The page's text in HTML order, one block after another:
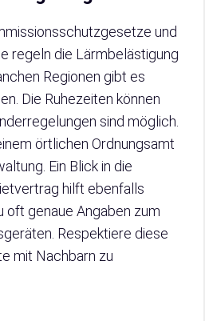
und
regeln die Lärmbelästigung
Regionen gibt es
Die Ruhezeiten können
sind möglich.
örtlichen Ordnungsamt
Ein Blick in die
hilft ebenfalls
oft genaue Angaben zum
Respektiere diese
mit Nachbarn zu